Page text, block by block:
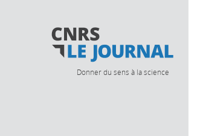
Donner du sens à la science